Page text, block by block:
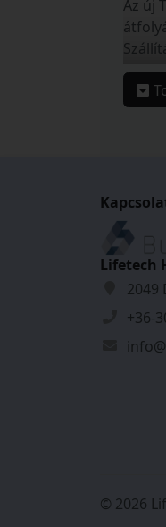
Az új
a
Lifetech
2049
+36-
© 2026